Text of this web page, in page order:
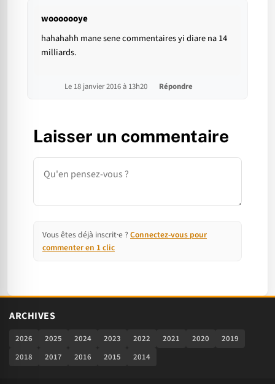
wooooooye
hahahahh mane sene commentaires yi diare na 14
milliards.
Le 18 janvier 2016 à 13h20 Répondre
Laisser un commentaire
Commentaire
Vous êtes déjà inscrit·e ? Connectez-vous pour
commenter en 1 clic
ARCHIVES
2026 2025 2024 2023 2022 2021 2020
2019
2018
2017 2016 2015 2014